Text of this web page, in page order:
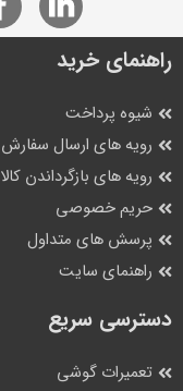
راهنمای خرید
شیوه پرداخت
رویه های ارسال سفارش
رویه های بازگرداندن کالا
حریم خصوصی
پرسش های متداول
راهنمای سایت
دسترسی سریع
تعمیرات گوشی